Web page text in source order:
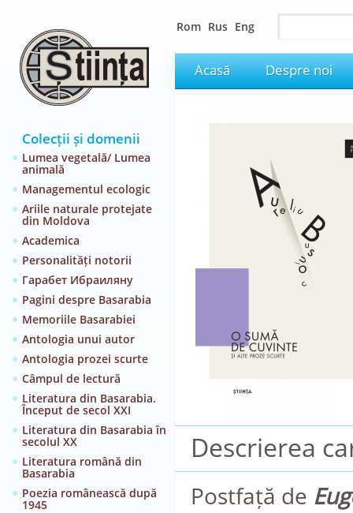
Colecții și domenii
Lumea vegetală/ Lumea
animală
Managementul ecologic
Ariile naturale protejate
din Moldova
Academica
Personalități notorii
Гарабет Ибраиляну
Pagini despre Basarabia
Memoriile Basarabiei
Antologia unui autor
Antologia prozei scurte
Câmpul de lectură
Literatura din Basarabia.
Început de secol XXI
Literatura din Basarabia în
secolul XX
Literatura română din
Basarabia
Poezia românească după
1945
Rom Rus Eng
Acasă Despre noi
Descrierea
Postfață de